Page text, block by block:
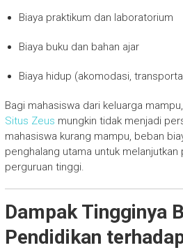
Biaya praktikum dan laboratorium
Biaya buku dan bahan ajar
Biaya hidup (akomodasi,
Bagi mahasiswa dari keluarga
Situs Zeus mungkin tidak menjadi
mahasiswa kurang mampu, beban
penghalang utama untuk melanjutkan
perguruan tinggi.
Dampak Tingginya
Pendidikan